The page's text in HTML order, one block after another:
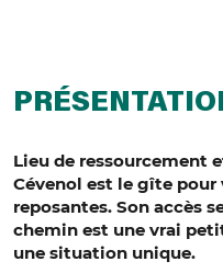
Lieu de ressourcement
Cévenol est le gîte pour
reposantes. Son accès
chemin est une vrai
une situation unique.